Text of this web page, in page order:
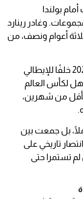
بولندا
وغادر رينارد
أكثر من ثلاثة أعوام ونصف، من
وعاد رينارد إلى السعودية في أكتوبر 2024 خلفًا للإيطالي
لكأس العالم
بأقل من شهرين،
بل جمعت بين
تاريخي على
لم تستمرا حتى